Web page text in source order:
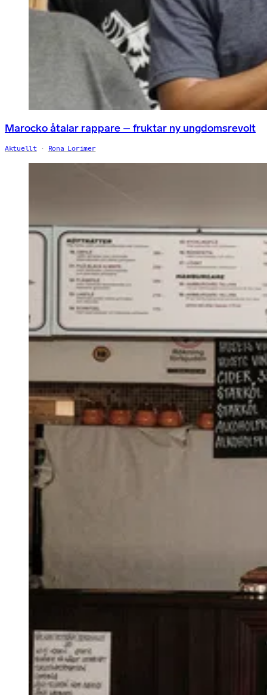
Marocko åtalar rappare – fruktar ny ungdomsrevolt
Aktuellt Rona Lorimer